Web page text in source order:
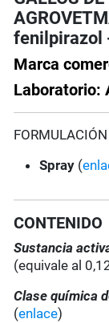
fenilpirazol
Marca
Laboratorio:
FORMULACIÓN
Spray (
CONTENIDO
Sustancia
(equivale al
Clase química
(enlace)